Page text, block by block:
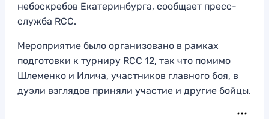
небоскребов Екатеринбурга, сообщает пресс-
служба RCC.
Мероприятие было организовано в рамках
подготовки к турниру RCC 12, так что помимо
Шлеменко и Илича, участников главного боя, в
дуэли взглядов приняли участие и другие бойцы.